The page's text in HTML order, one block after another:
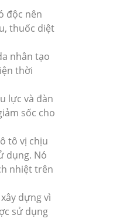
độc nên
thuốc diệt
nhân tạo
thời
lực và đàn
sốc cho
tô vị chịu
dụng. Nó
nhiệt trên
dựng vì
sử dụng